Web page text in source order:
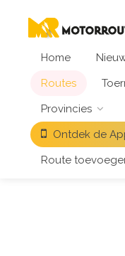
Home
Routes
Provincies
Ontdek de
Route